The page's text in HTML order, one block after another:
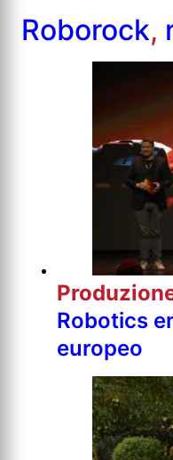
Roborock,
Robotics
europeo